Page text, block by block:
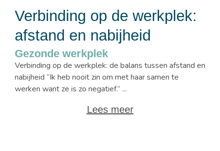
Gezonde werkplek
Verbinding op de werkplek:
afstand en nabijheid
Verbinding op de werkplek: de balans tussen afstand en
nabijheid “Ik heb nooit zin om met haar samen te
werken want ze is zo negatief.” ...
Lees meer